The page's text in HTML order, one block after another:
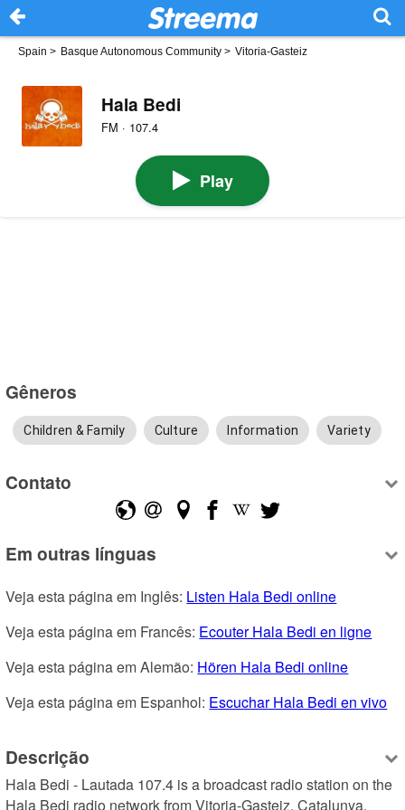
Spain > Basque Autonomous Community > Vitoria-Gasteiz
Hala Bedi
FM · 107.4
Play
Gêneros
Children & Family Culture Information Variety
Contato
Em outras línguas
Veja esta página em Inglês: Listen Hala Bedi online
Veja esta página em Francês: Ecouter Hala Bedi en ligne
Veja esta página em Alemão: Hören Hala Bedi online
Veja esta página em Espanhol: Escuchar Hala Bedi en vivo
Descrição
Hala Bedi - Lautada 107.4 is a broadcast radio station on the
Hala Bedi radio network from Vitoria-Gasteiz, Catalunya,